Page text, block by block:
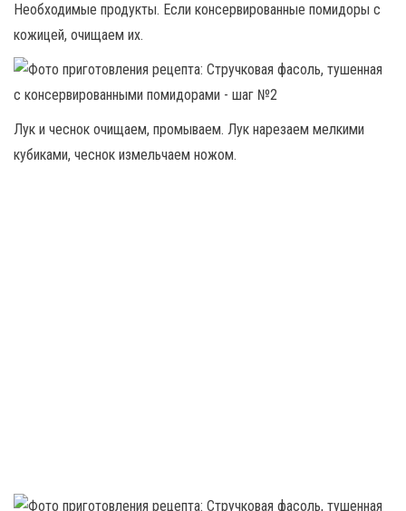
Необходимые продукты. Если консервированные помидоры с
кожицей, очищаем их.
Лук и чеснок очищаем, промываем. Лук нарезаем мелкими
кубиками, чеснок измельчаем ножом.